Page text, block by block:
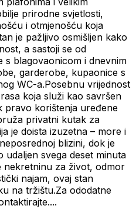
prirodne svjetlosti,
i otmjenošću koja
je pažljivo osmišljen kako
a sastoji se od
s blagovaonicom i dnevnim
garderobe, kupaonice s
WC-a.Posebnu vrijednost
koja služi kao savršen
pravo korištenja uređene
privatni kutak za
je doista izuzetna – more i
blizini, dok je
udaljen svega deset minuta
nekretninu za život, odmor
najam, ovaj stan
na tržištu.Za ododatne